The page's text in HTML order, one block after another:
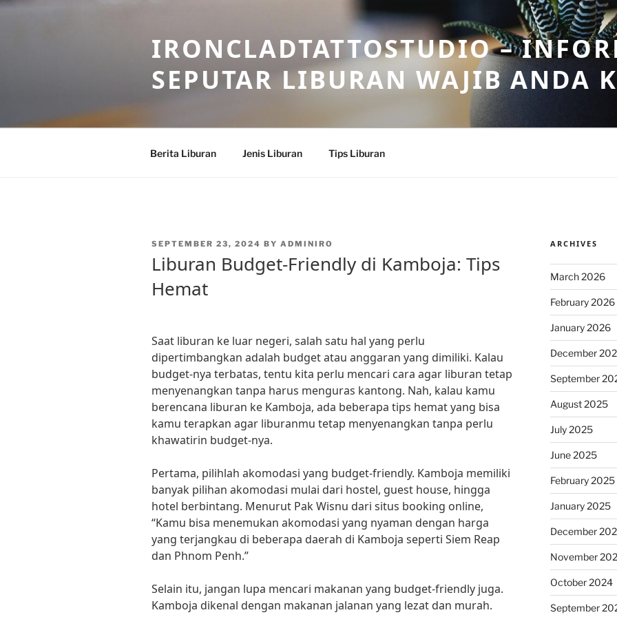
Skip
IRONCLADTATTOSTUDIO –
SEPUTAR LIBURAN WAJIB ANDA
Berita Liburan Jenis Liburan Tips Liburan
POSTED
SEPTEMBER 23, 2024 BY ADMINIRO
Liburan Budget-Friendly di Kamboja: Tips
Hemat
Saat liburan ke luar negeri, salah satu hal yang perlu
dipertimbangkan adalah budget atau anggaran yang dimiliki. Kalau
budget-nya terbatas, tentu kita perlu mencari cara agar liburan tetap
menyenangkan tanpa harus menguras kantong. Nah, kalau kamu
berencana liburan ke Kamboja, ada beberapa tips hemat yang bisa
kamu terapkan agar liburanmu tetap menyenangkan tanpa perlu
khawatirin budget-nya.
Pertama, pilihlah akomodasi yang budget-friendly. Kamboja memiliki
banyak pilihan akomodasi mulai dari hostel, guest house, hingga
hotel berbintang. Menurut Pak Wisnu dari situs booking online,
“Kamu bisa menemukan akomodasi yang nyaman dengan harga
yang terjangkau di beberapa daerah di Kamboja seperti Siem Reap
dan Phnom Penh.”
Selain itu, jangan lupa mencari makanan yang budget-friendly juga.
Kamboja dikenal dengan makanan jalanan yang lezat dan murah.
ARCHIVES
March 2026
February 2026
January 2026
December
September
August 2025
July 2025
June 2025
February 2025
January 2025
December
November
October 2024
September